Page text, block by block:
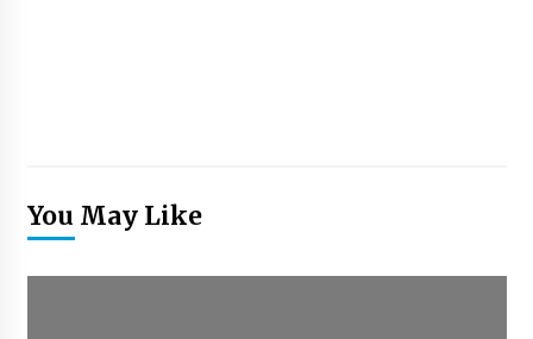
You May Like